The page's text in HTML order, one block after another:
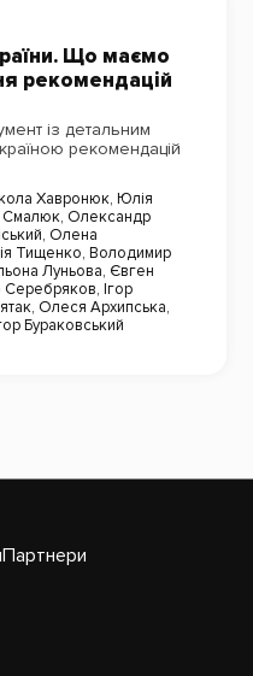
Що маємо
рекомендацій
із детальним
рекомендацій
Хавронюк, Юлія
Смалюк, Олександр
, Олена
Тищенко, Володимир
Луньова, Євген
Серебряков, Ігор
, Олеся Архипська,
Бураковський
Партнери